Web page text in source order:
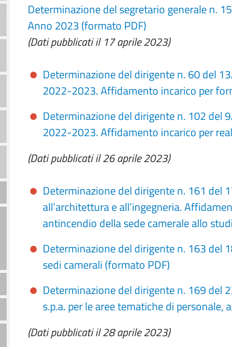
Determinazione del segretario generale n.
Anno 2023 (formato PDF)
(Dati pubblicati il 17 aprile 2023)
Determinazione del dirigente n. 60 del
2022-2023. Affidamento incarico per
Determinazione del dirigente n. 102
2022-2023. Affidamento incarico per
(Dati pubblicati il 26 aprile 2023)
Determinazione del dirigente n. 161 del
all’architettura e all’ingegneria.
antincendio della sede camerale allo
Determinazione del dirigente n. 163 del
sedi camerali (formato PDF)
Determinazione del dirigente n. 169 del
s.p.a. per le aree tematiche di
(Dati pubblicati il 28 aprile 2023)